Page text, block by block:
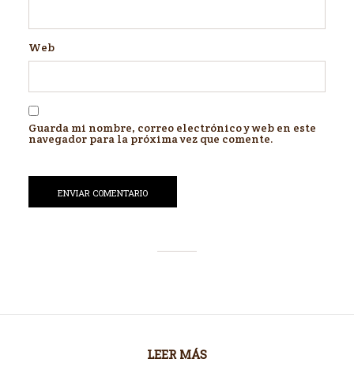
Web
Guarda mi nombre, correo electrónico y web en este
navegador para la próxima vez que comente.
LEER MÁS